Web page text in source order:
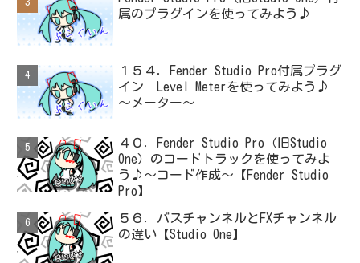
属のプラグインを使ってみよう♪
１５４．Fender Studio Pro付属プラグ
イン Level Meterを使ってみよう♪
～メーター～
４０．Fender Studio Pro（旧Studio
One）のコードトラックを使ってみよ
う♪～コード作成～【Fender Studio
Pro】
５６．バスチャンネルとFXチャンネル
の違い【Studio One】